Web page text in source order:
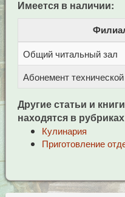
Имеется в наличии:
Общий читальный зал
Абонемент
Другие статьи и
находятся в
Кулинария
Приготовление